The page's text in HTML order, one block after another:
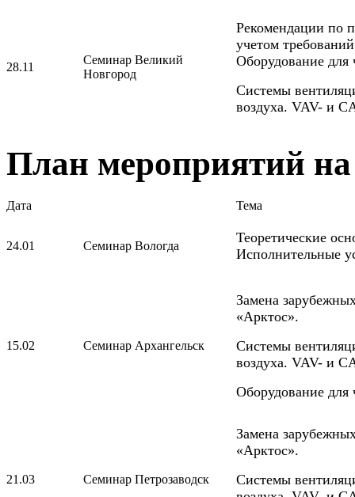
28.11
Семинар Великий
Новгород
Рекомендации по
учетом
Оборудование
Системы
воздуха. VAV- и
План мероприятий на
Дата Тема
24.01 Семинар Вологда
Теоретические
Исполнительные
15.02 Семинар Архангельск
Замена
«Арктос».
Системы
воздуха. VAV- и
Оборудование
21.03 Семинар Петрозаводск
Замена
«Арктос».
Системы